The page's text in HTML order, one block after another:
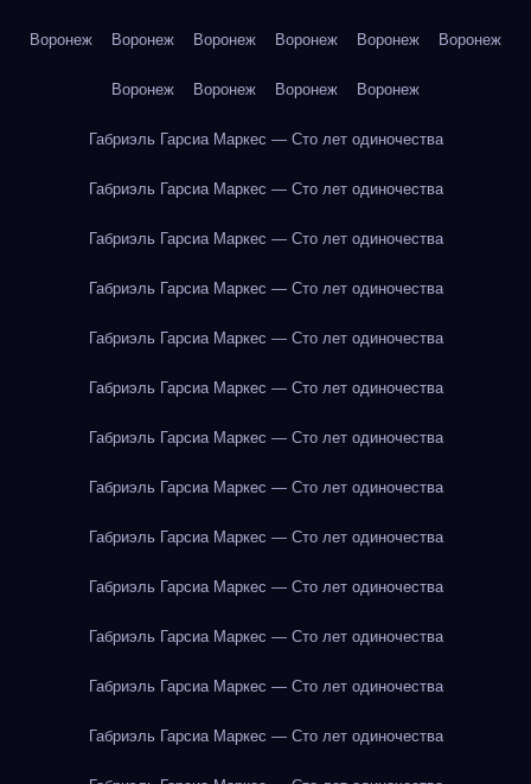
Воронеж Воронеж Воронеж Воронеж Воронеж Воронеж
Воронеж Воронеж Воронеж Воронеж
Габриэль Гарсиа Маркес — Сто лет одиночества
Габриэль Гарсиа Маркес — Сто лет одиночества
Габриэль Гарсиа Маркес — Сто лет одиночества
Габриэль Гарсиа Маркес — Сто лет одиночества
Габриэль Гарсиа Маркес — Сто лет одиночества
Габриэль Гарсиа Маркес — Сто лет одиночества
Габриэль Гарсиа Маркес — Сто лет одиночества
Габриэль Гарсиа Маркес — Сто лет одиночества
Габриэль Гарсиа Маркес — Сто лет одиночества
Габриэль Гарсиа Маркес — Сто лет одиночества
Габриэль Гарсиа Маркес — Сто лет одиночества
Габриэль Гарсиа Маркес — Сто лет одиночества
Габриэль Гарсиа Маркес — Сто лет одиночества